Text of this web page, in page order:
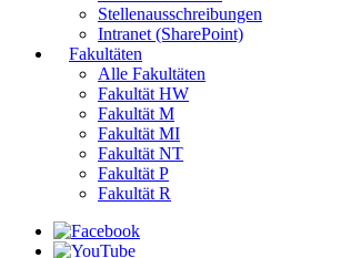
Stellenausschreibungen
Intranet (SharePoint)
Fakultäten
Alle Fakultäten
Fakultät HW
Fakultät M
Fakultät MI
Fakultät NT
Fakultät P
Fakultät R